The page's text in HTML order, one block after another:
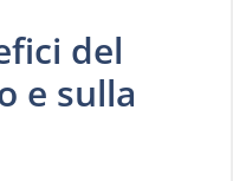
del
e sulla